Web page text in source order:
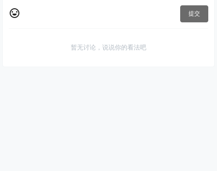
提交
暂无讨论，说说你的看法吧